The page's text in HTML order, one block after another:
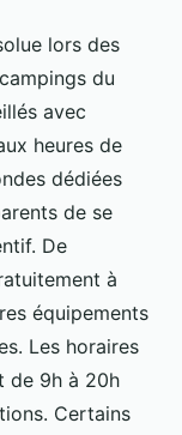
lors des
du
avec
heures de
dédiées
de se
De
à
équipements
Les horaires
de 9h à 20h
Certains